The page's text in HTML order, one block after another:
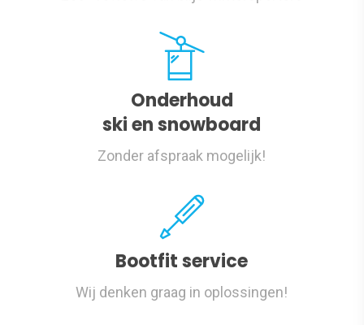
Onderhoud
ski en snowboard
Zonder afspraak mogelijk!
Bootfit service
Wij denken graag in oplossingen!